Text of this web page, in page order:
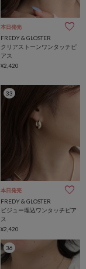
本日発売
FREDY & GLOSTER
クリアストーンワンタッチピ
アス
¥2,420
33
本日発売
FREDY & GLOSTER
ビジュー埋込ワンタッチピア
ス
¥2,420
36